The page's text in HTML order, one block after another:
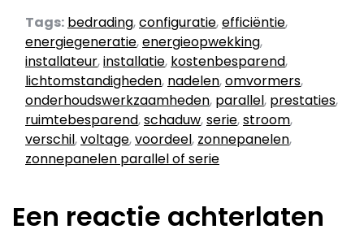
Tags: bedrading,configuratie,efficiëntie,
energiegeneratie,energieopwekking,
installateur,installatie, kostenbesparend,
lichtomstandigheden, nadelen,omvormers,
onderhoudswerkzaamheden, parallel, prestaties,
ruimtebesparend,schaduw,serie,stroom,
verschil,voltage,voordeel, zonnepanelen,
zonnepanelen parallel of serie
Een reactie achterlaten